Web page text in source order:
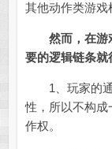
其他动作类游戏
然而，在游
要的逻辑链条就
1、玩家的通
性，所以不构成
作权。